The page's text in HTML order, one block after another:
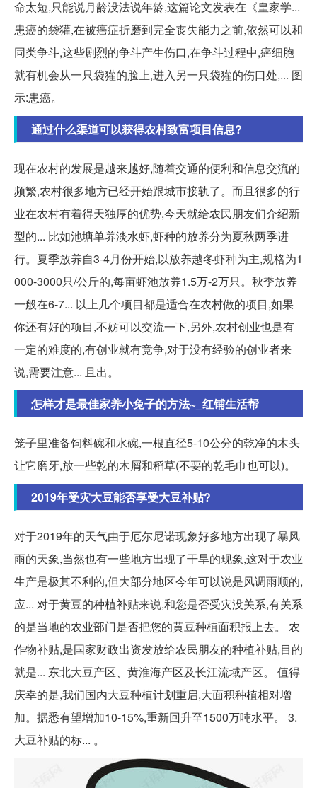
命太短,只能说月龄没法说年龄,这篇论文发表在《皇家学...
患癌的袋獾,在被癌症折磨到完全丧失能力之前,依然可以和
同类争斗,这些剧烈的争斗产生伤口,在争斗过程中,癌细胞
就有机会从一只袋獾的脸上,进入另一只袋獾的伤口处,... 图
示:患癌。
通过什么渠道可以获得农村致富项目信息?
现在农村的发展是越来越好,随着交通的便利和信息交流的
频繁,农村很多地方已经开始跟城市接轨了。而且很多的行
业在农村有着得天独厚的优势,今天就给农民朋友们介绍新
型的... 比如池塘单养淡水虾,虾种的放养分为夏秋两季进
行。夏季放养自3-4月份开始,以放养越冬虾种为主,规格为1
000-3000只/公斤的,每亩虾池放养1.5万-2万只。秋季放养
一般在6-7... 以上几个项目都是适合在农村做的项目,如果
你还有好的项目,不妨可以交流一下,另外,农村创业也是有
一定的难度的,有创业就有竞争,对于没有经验的创业者来
说,需要注意... 且出。
怎样才是最佳家养小兔子的方法~_红铺生活帮
笼子里准备饲料碗和水碗,一根直径5-10公分的乾净的木头
让它磨牙,放一些乾的木屑和稻草(不要的乾毛巾也可以)。
2019年受灾大豆能否享受大豆补贴?
对于2019年的天气由于厄尔尼诺现象好多地方出现了暴风
雨的天象,当然也有一些地方出现了干旱的现象,这对于农业
生产是极其不利的,但大部分地区今年可以说是风调雨顺的,
应... 对于黄豆的种植补贴来说,和您是否受灾没关系,有关系
的是当地的农业部门是否把您的黄豆种植面积报上去。 农
作物补贴,是国家财政出资发放给农民朋友的种植补贴,目的
就是... 东北大豆产区、黄淮海产区及长江流域产区。 值得
庆幸的是,我们国内大豆种植计划重启,大面积种植相对增
加。据悉有望增加10-15%,重新回升至1500万吨水平。 3.
大豆补贴的标... 。